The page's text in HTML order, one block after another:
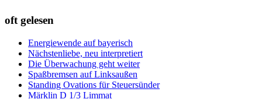
oft gelesen
Energiewende auf bayerisch
Nächstenliebe, neu interpretiert
Die Überwachung geht weiter
Spaßbremsen auf Linksaußen
Standing Ovations für Steuersünder
Märklin D 1/3 Limmat